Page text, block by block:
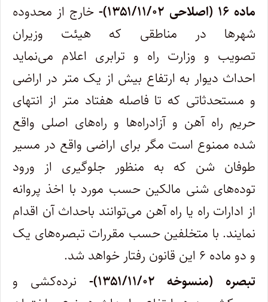
ماده ۱۶ (اصلاحی ۱۳۵۱/۱۱/۰۲)-
خارج از محدوده
شهرها در مناطقی که هیئت وزیران
تصویب و وزارت راه و ترابری اعلام می‌نماید
احداث دیوار به ارتفاع بیش از یک متر در اراضی
و مستحدثاتی که تا فاصله هفتاد متر از انتهاﻯ
حریم راه آهن و آزادراه‌ها و راه‌هاﻯ اصلی واقع
شده ممنوع است مگر براﻯ اراضی واقع در مسیر
طوفان شن که به منظور جلوگیرﻯ از ورود
توده‌هاﻯ شنی مالکین حسب مورد با اخذ پروانه
از ادارات راه یا راه آهن می‌توانند باحداث آن اقدام
نمایند. ‌با متخلفین حسب مقررات تبصره‌هاﻯ یک
و دو ماده ۶ این قانون رفتار خواهد شد.
تبصره (منسوخه ۱۳۵۱/۱۱/۰۲)-
نرده‌کشی و